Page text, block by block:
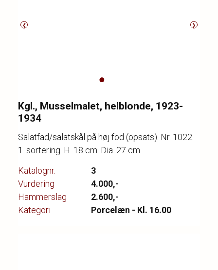
❮ ❯
Kgl., Musselmalet, helblonde, 1923-
1934
Salatfad/salatskål på høj fod (opsats). Nr. 1022.
1. sortering. H. 18 cm. Dia. 27 cm.
Katalognr.
3
Vurdering
4.000,-
Hammerslag
2.600,-
Kategori
Porcelæn - Kl. 16.00